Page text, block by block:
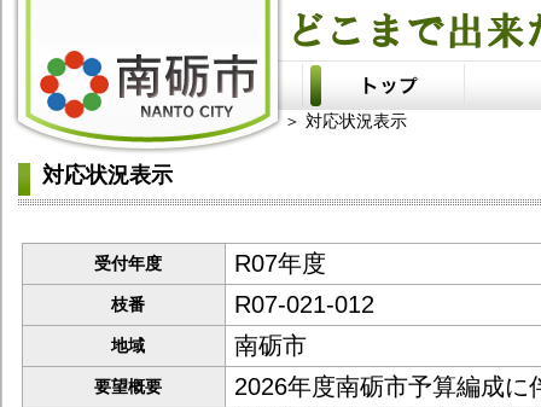
＞ 対応状況表示
対応状況表示
受付年度 R07年度
枝番 R07-021-012
地域 南砺市
要望概要 2026年度南砺市予算編成に